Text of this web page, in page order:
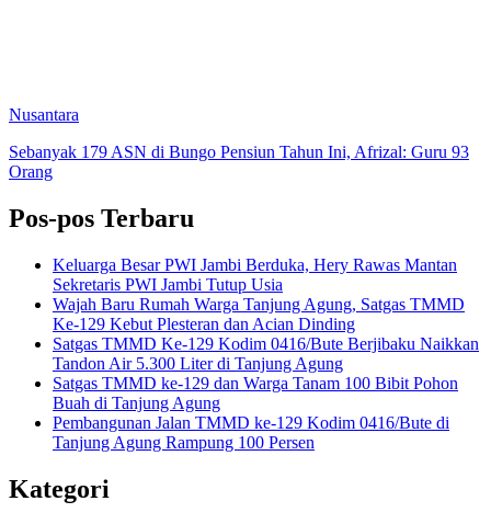
Nusantara
Sebanyak 179 ASN di Bungo Pensiun Tahun Ini, Afrizal: Guru 93
Orang
Pos-pos Terbaru
Keluarga Besar PWI Jambi Berduka, Hery Rawas Mantan
Sekretaris PWI Jambi Tutup Usia
Wajah Baru Rumah Warga Tanjung Agung, Satgas TMMD
Ke-129 Kebut Plesteran dan Acian Dinding
Satgas TMMD Ke-129 Kodim 0416/Bute Berjibaku Naikkan
Tandon Air 5.300 Liter di Tanjung Agung
Satgas TMMD ke-129 dan Warga Tanam 100 Bibit Pohon
Buah di Tanjung Agung
Pembangunan Jalan TMMD ke-129 Kodim 0416/Bute di
Tanjung Agung Rampung 100 Persen
Kategori